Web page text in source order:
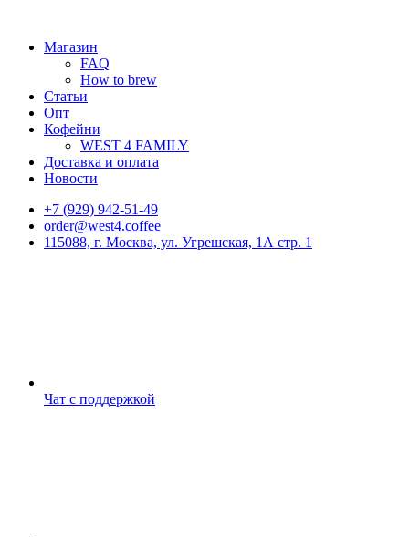
Магазин
FAQ
How to brew
Статьи
Опт
Кофейни
WEST 4 FAMILY
Доставка и оплата
Новости
+7 (929) 942-51-49
order@west4.coffee
115088, г. Москва, ул. Угрешская, 1А стр. 1
Чат с поддержкой